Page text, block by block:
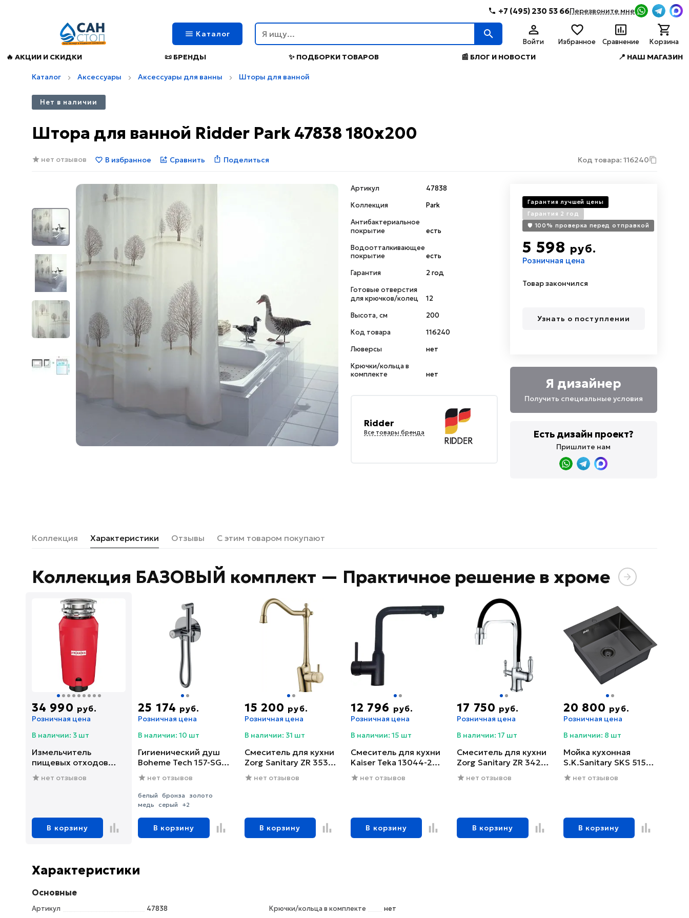
+7 (495) 230 53 66Перезвоните мне
Каталог
Войти Избранное Сравнение Корзина
🔥 АКЦИИ И СКИДКИ 📜 БРЕНДЫ ✨ ПОДБОРКИ ТОВАРОВ 📰 БЛОГ И НОВОСТИ 📍 НАШ МАГАЗИН
Каталог Аксессуары Аксессуары для ванны Шторы для ванной
Нет в наличии
Штора для ванной Ridder Park 47838 180x200
нет отзывов В избранное Сравнить Поделиться Код товара: 116240
Артикул
47838
Коллекция
Park
Антибактериальное
покрытие
есть
Водоотталкивающее
покрытие
есть
Гарантия
2 год
Готовые отверстия
для крючков/колец
12
Высота, см
200
Код товара
116240
Люверсы
нет
Крючки/кольца в
комплекте
нет
Ridder
Все товары бренда
Гарантия лучшей цены
Гарантия 2 год
🛡️ 100% проверка перед отправкой
5 598 руб.
Розничная цена
Товар закончился
Узнать о поступлении
Я дизайнер
Получить специальные условия
Есть дизайн проект?
Пришлите нам
Коллекция Характеристики Отзывы С этим товаром покупают
Коллекция БАЗОВЫЙ комплект — Практичное решение в хроме
34 990 руб.
Розничная цена
В наличии: 3 шт
Измельчитель
пищевых отходов
Franke SLIM 75
(134.0715.096)
нет отзывов
В корзину
25 174 руб.
Розничная цена
В наличии: 10 шт
Гигиенический душ
Boheme Tech 157-SGM
со смесителем, С
ВНУТРЕННЕЙ
ЧАСТЬЮ, shine gun
metal
нет отзывов
белый бронза
золото
медь
серый +2
В корзину
15 200 руб.
Розничная цена
В наличии: 31 шт
Смеситель для кухни
Zorg Sanitary ZR 353
YF-BRнет отзывов
В корзину
12 796 руб.
Розничная цена
В наличии: 15 шт
Смеситель для кухни
Kaiser Teka 13044-2
черный глянцевый
нет отзывов
В корзину
17 750 руб.
Розничная цена
В наличии: 17 шт
Смеситель для кухни
Zorg Sanitary ZR 342-6
YF нет отзывов
В корзину
20 800 руб.
Розничная цена
В наличии: 8 шт
Мойка кухонная
S.K.Sanitary SKS 5151
GRAFIT с сифоном
нет отзывов
В корзину
Характеристики
Основные
Артикул
47838
Крючки/кольца в комплекте
нет